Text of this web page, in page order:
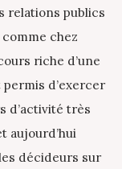
relations publics
comme chez
riche d’une
d’exercer
d’activité très
aujourd’hui
décideurs sur